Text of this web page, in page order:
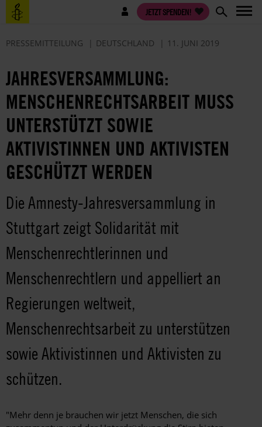
Direkt
zum
Benutzermenü JETZT SPENDEN!
PRESSEMITTEILUNG DEUTSCHLAND 11. JUNI 2019
JAHRESVERSAMMLUNG:
MENSCHENRECHTSARBEIT MUSS
UNTERSTÜTZT SOWIE
AKTIVISTINNEN UND AKTIVISTEN
GESCHÜTZT WERDEN
Die Amnesty-Jahresversammlung in
Stuttgart zeigt Solidarität mit
Menschenrechtlerinnen und
Menschenrechtlern und appelliert an
Regierungen weltweit,
Menschenrechtsarbeit zu unterstützen
sowie Aktivistinnen und Aktivisten zu
schützen.
"Mehr denn je brauchen wir jetzt Menschen, die sich